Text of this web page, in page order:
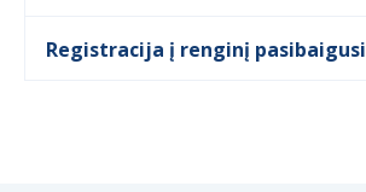
Registracija į renginį pasibaigusi